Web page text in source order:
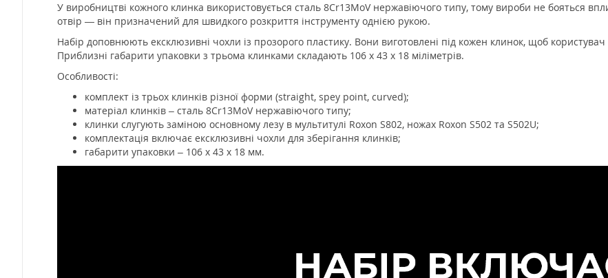
У виробництві кожного клинка використовується сталь 8Cr13MoV нержавіючого типу, тому вироби не бояться
отвір — він призначений для швидкого розкриття інструменту однією рукою.
Набір доповнюють ексклюзивні чохли із прозорого пластику. Вони виготовлені під кожен клинок, щоб
Приблизні габарити упаковки з трьома клинками складають 106 х 43 х 18 міліметрів.
Особливості:
комплект із трьох клинків різної форми (straight, spey point, curved);
матеріал клинків – сталь 8Cr13MoV нержавіючого типу;
клинки слугують заміною основному лезу в мультитулі Roxon S802, ножах Roxon S502 та S502U;
комплектація включає ексклюзивні чохли для зберігання клинків;
габарити упаковки – 106 х 43 х 18 мм.